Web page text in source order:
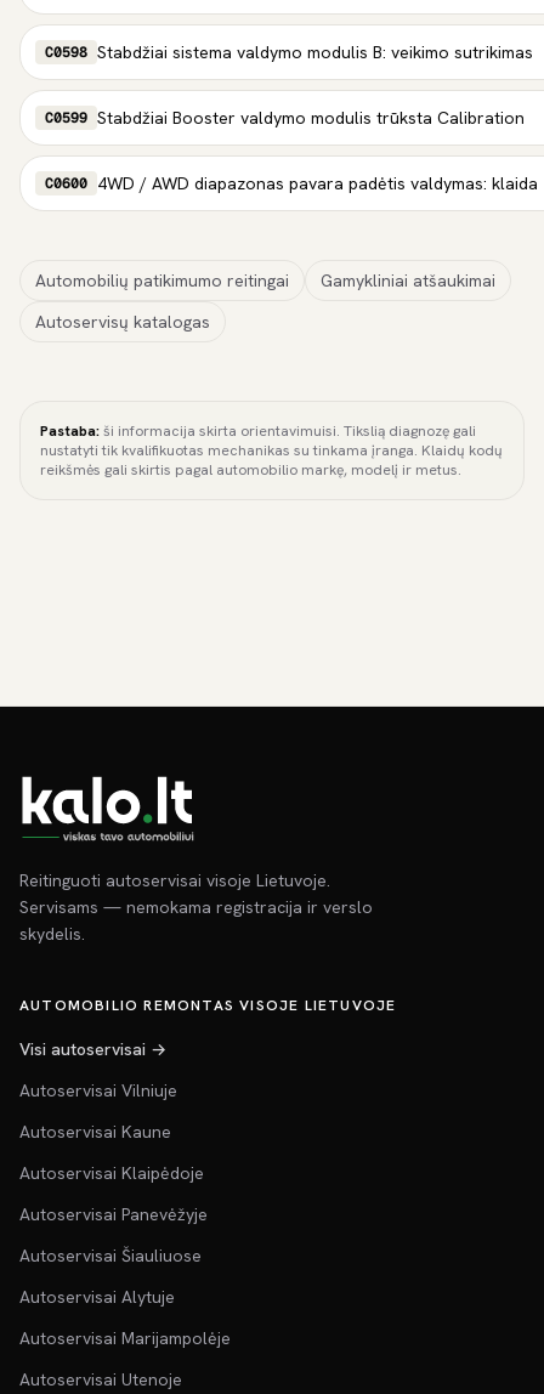
C0598 Stabdžiai sistema valdymo modulis B: veikimo sutrikimas
C0599 Stabdžiai Booster valdymo modulis trūksta Calibration
C0600 4WD / AWD diapazonas pavara padėtis valdymas: klaida
Automobilių patikimumo reitingai
Gamykliniai atšaukimai
Autoservisų katalogas
Pastaba:ši informacija skirta orientavimuisi. Tikslią diagnozę gali
nustatyti tik kvalifikuotas mechanikas su tinkama įranga. Klaidų kodų
reikšmės gali skirtis pagal automobilio markę, modelį ir metus.
Reitinguoti autoservisai visoje Lietuvoje.
Servisams — nemokama registracija ir verslo
skydelis.
AUTOMOBILIO REMONTAS VISOJE LIETUVOJE
Visi autoservisai →
Autoservisai Vilniuje
Autoservisai Kaune
Autoservisai Klaipėdoje
Autoservisai Panevėžyje
Autoservisai Šiauliuose
Autoservisai Alytuje
Autoservisai Marijampolėje
Autoservisai Utenoje